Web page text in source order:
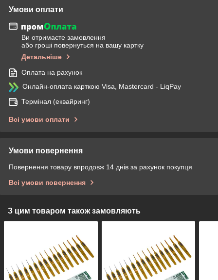
Умови оплати
Ви отримаєте замовлення
або гроші повернуться на вашу картку
Детальніше
Оплата на рахунок
Онлайн-оплата карткою Visa, Mastercard - LiqPay
Термінал (еквайринг)
Всі умови оплати
Умови повернення
Повернення товару впродовж 14 днів за рахунок покупця
Всі умови повернення
З цим товаром також замовляють